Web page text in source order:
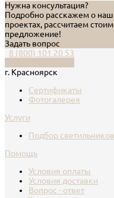
Нужна консультация?
Подробно расскажем о
проектах, рассчитаем
предложение!
Задать вопрос
8 (800) 101 20 53
г. Красноярск
Сертификаты
Фотогалерея
Услуги
Подбор
Помощь
Условия оплаты
Условия доставки
Вопрос - ответ